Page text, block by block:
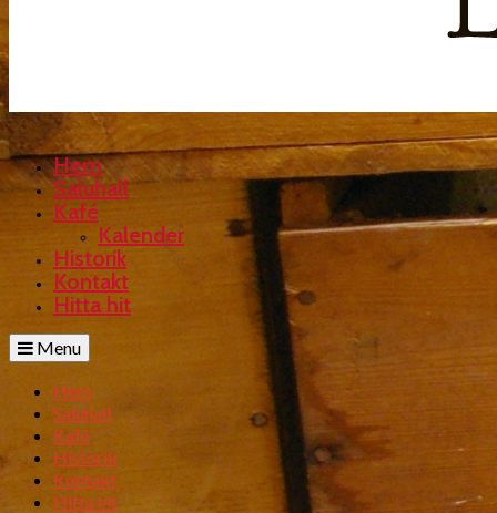
Hem
Saluhall
Kafé
Kalender
Historik
Kontakt
Hitta hit
Menu
Hem
Saluhall
Kafé
Historik
Kontakt
Hitta hit